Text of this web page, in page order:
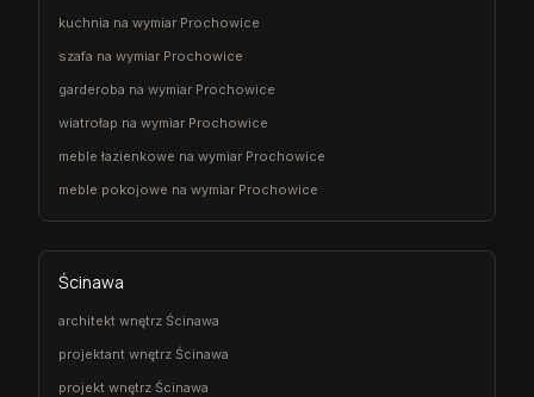
kuchnia na wymiar Prochowice
szafa na wymiar Prochowice
garderoba na wymiar Prochowice
wiatrołap na wymiar Prochowice
meble łazienkowe na wymiar Prochowice
meble pokojowe na wymiar Prochowice
Ścinawa
architekt wnętrz Ścinawa
projektant wnętrz Ścinawa
projekt wnętrz Ścinawa